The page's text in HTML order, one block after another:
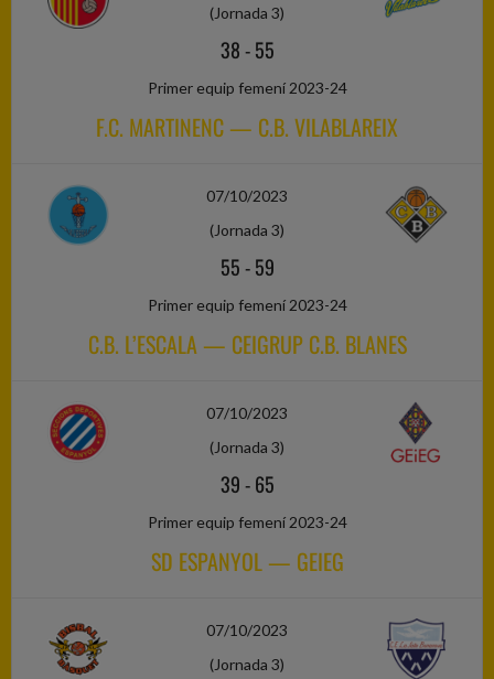
(Jornada 3)
38-55
Primer equip femení 2023-24
F.C. MARTINENC — C.B. VILABLAREIX
07/10/2023
(Jornada 3)
55-59
Primer equip femení 2023-24
C.B. L’ESCALA — CEIGRUP C.B. BLANES
07/10/2023
(Jornada 3)
39-65
Primer equip femení 2023-24
SD ESPANYOL — GEIEG
07/10/2023
(Jornada 3)